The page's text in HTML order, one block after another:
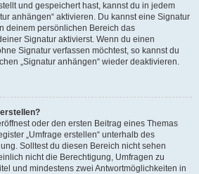
und gespeichert hast, kannst du in jedem
anhängen“ aktivieren. Du kannst eine Signatur
deinem persönlichen Bereich das
Signatur aktivierst. Wenn du einen
Signatur verfassen möchtest, so kannst du
„Signatur anhängen“ wieder deaktivieren.
oder den ersten Beitrag eines Themas
„Umfrage erstellen“ unterhalb des
Solltest du diesen Bereich nicht sehen
nicht die Berechtigung, Umfragen zu
und mindestens zwei Antwortmöglichkeiten in